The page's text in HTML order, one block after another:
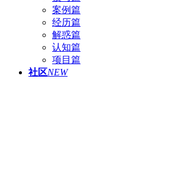
案例篇
经历篇
解惑篇
认知篇
项目篇
社区NEW